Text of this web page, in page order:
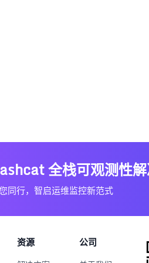
全栈可观测性
同行，智启运维监控新范式
资源 公司